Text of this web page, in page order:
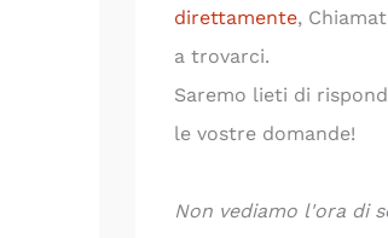
direttamente,
a trovarci.
Saremo lieti di
le vostre domande!
Non vediamo l'ora di